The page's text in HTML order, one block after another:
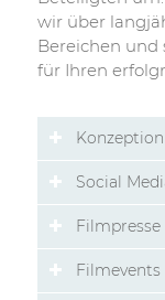
wir über
Bereichen und
für Ihren
Social
Filmpresse
Filmevents